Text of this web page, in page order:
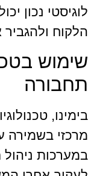
לוגיסטי נכון
הלקוח
שימוש
תחבורה
בימינו,
מרכזי בשמירה
במערכות